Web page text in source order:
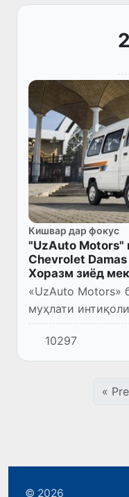
Кишвар дар фокус
"UzAuto Motors"
Chevrolet
Хоразм зиёд
«UzAuto Motors»
муҳлати
додани
Damas и Labo -
тариқ, чораҳои
10297
«
© 2026